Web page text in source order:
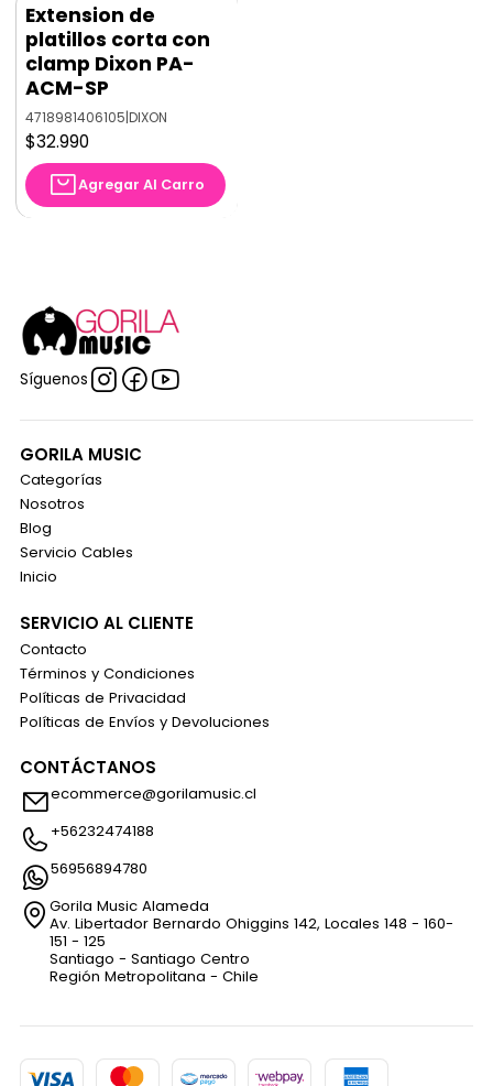
Extension de
platillos corta con
clamp Dixon PA-
ACM-SP
4718981406105|DIXON
$32.990
Agregar Al Carro
Síguenos
GORILA MUSIC
Categorías
Nosotros
Blog
Servicio Cables
Inicio
SERVICIO AL CLIENTE
Contacto
Términos y Condiciones
Políticas de Privacidad
Políticas de Envíos y Devoluciones
CONTÁCTANOS
ecommerce@gorilamusic.cl
+56232474188
56956894780
Gorila Music Alameda
Av. Libertador Bernardo Ohiggins 142, Locales 148 - 160-
151 - 125
Santiago - Santiago Centro
Región Metropolitana - Chile